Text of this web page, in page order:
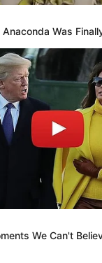
Was
We Can't